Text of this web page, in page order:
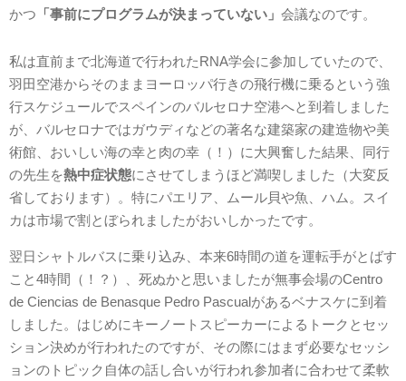
かつ 「事前にプログラムが決まっていない」 会議なのです。
私は直前まで北海道で行われたRNA学会に参加していたので、
羽田空港からそのままヨーロッパ行きの飛行機に乗るという強
行スケジュールでスペインのバルセロナ空港へと到着しました
が、バルセロナではガウディなどの著名な建築家の建造物や美
術館、おいしい海の幸と肉の幸（！）に大興奮した結果、同行
の先生を熱中症状態にさせてしまうほど満喫しました（大変反
省しております）。特にパエリア、ムール貝や魚、ハム。スイ
カは市場で割とぼられましたがおいしかったです。
翌日シャトルバスに乗り込み、本来6時間の道を運転手がとばす
こと4時間（！？）、死ぬかと思いましたが無事会場のCentro
de Ciencias de Benasque Pedro Pascualがあるベナスケに到着
しました。はじめにキーノートスピーカーによるトークとセッ
ション決めが行われたのですが、その際にはまず必要なセッシ
ョンのトピック自体の話し合いが行われ参加者に合わせて柔軟